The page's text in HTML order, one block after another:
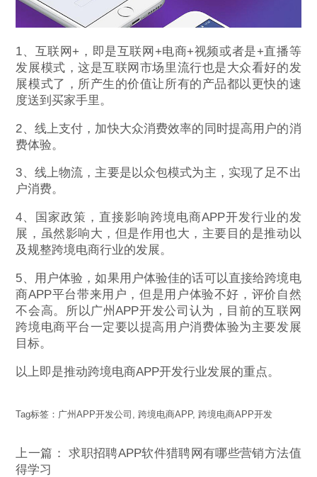
1、互联网+，即是互联网+电商+视频或者是+直播等
发展模式，这是互联网市场里流行也是大众看好的发
展模式了，所产生的价值让所有的产品都以更快的速
度送到买家手里。
2、线上支付，加快大众消费效率的同时提高用户的消
费体验。
3、线上物流，主要是以众包模式为主，实现了足不出
户消费。
4、国家政策，直接影响跨境电商APP开发行业的发
展，虽然影响大，但是作用也大，主要目的是推动以
及规整跨境电商行业的发展。
5、用户体验，如果用户体验佳的话可以直接给跨境电
商APP平台带来用户，但是用户体验不好，评价自然
不会高。所以广州APP开发公司认为，目前的互联网
跨境电商平台一定要以提高用户消费体验为主要发展
目标。
以上即是推动跨境电商APP开发行业发展的重点。
Tag标签： 广州APP开发公司 ,跨境电商APP,跨境电商APP开发
上一篇：求职招聘APP软件猎聘网有哪些营销方法值
得学习